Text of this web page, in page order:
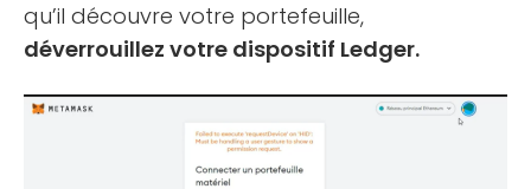
qu’il découvre votre portefeuille,
déverrouillez votre dispositif Ledger.